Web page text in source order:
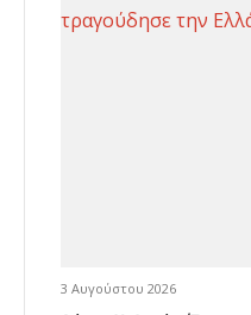
3 Αυγούστου 2026